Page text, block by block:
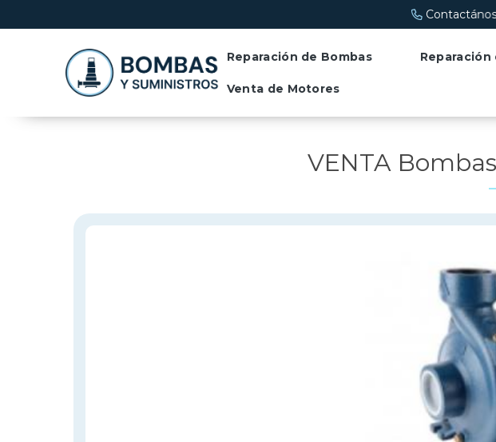
Reparación de Bombas
Venta de Motores
VENTA